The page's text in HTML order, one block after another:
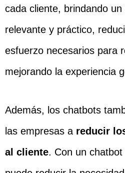
cada cliente, brindando
relevante y práctico,
esfuerzo necesarios para
mejorando la experiencia
Además, los chatbots
las empresas a reducir
al cliente. Con un